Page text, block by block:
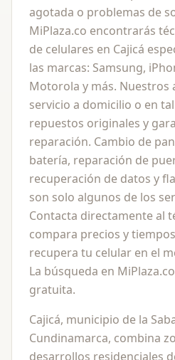
agotada o problemas de
MiPlaza.co encontrarás
de celulares en Cajicá
las marcas: Samsung,
Motorola y más. Nuestros
servicio a domicilio o en
repuestos originales y
reparación. Cambio de
batería, reparación de
recuperación de datos y
son solo algunos de los
Contacta directamente al
compara precios y
recupera tu celular en el
La búsqueda en
gratuita.
Cajicá, municipio de la
Cundinamarca, combina
desarrollos residenciales